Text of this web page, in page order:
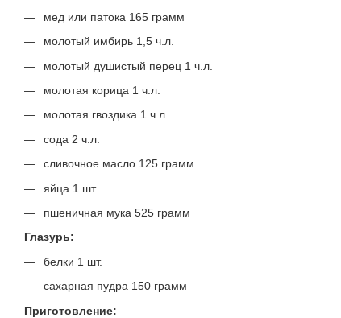
мед или патока 165 грамм
молотый имбирь 1,5 ч.л.
молотый душистый перец 1 ч.л.
молотая корица 1 ч.л.
молотая гвоздика 1 ч.л.
сода 2 ч.л.
сливочное масло 125 грамм
яйца 1 шт.
пшеничная мука 525 грамм
Глазурь:
белки 1 шт.
сахарная пудра 150 грамм
Приготовление: